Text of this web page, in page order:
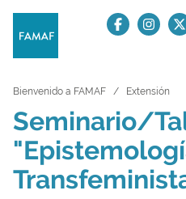
Bienvenido a FAMAF Extensión
Seminario/